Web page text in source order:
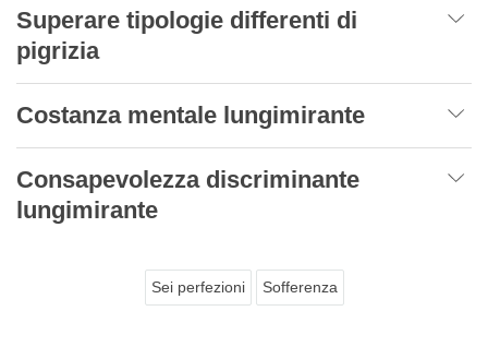
Superare tipologie differenti di
pigrizia
Costanza mentale lungimirante
Consapevolezza discriminante
lungimirante
Sei perfezioni Sofferenza